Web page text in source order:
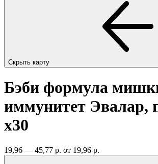
Скрыть карту
Бэби формула
иммунитет Эвалар,
x30
19,96 — 45,77 р. от 19,96 р.